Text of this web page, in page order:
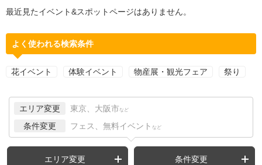
最近見たイベント&スポットページはありません。
よく使われる検索条件
花イベント 体験イベント 物産展・観光フェア 祭り
エリア変更 東京、大阪市 など
条件変更 フェス、無料イベント など
エリア変更 条件変更